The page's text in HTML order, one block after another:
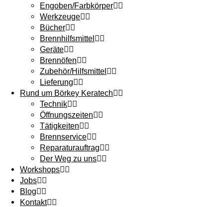
Engoben/Farbkörper
Werkzeuge
Bücher
Brennhilfsmittel
Geräte
Brennöfen
Zubehör/Hilfsmittel
Lieferung
Rund um Börkey Keratech
Technik
Öffnungszeiten
Tätigkeiten
Brennservice
Reparaturauftrag
Der Weg zu uns
Workshops
Jobs
Blog
Kontakt